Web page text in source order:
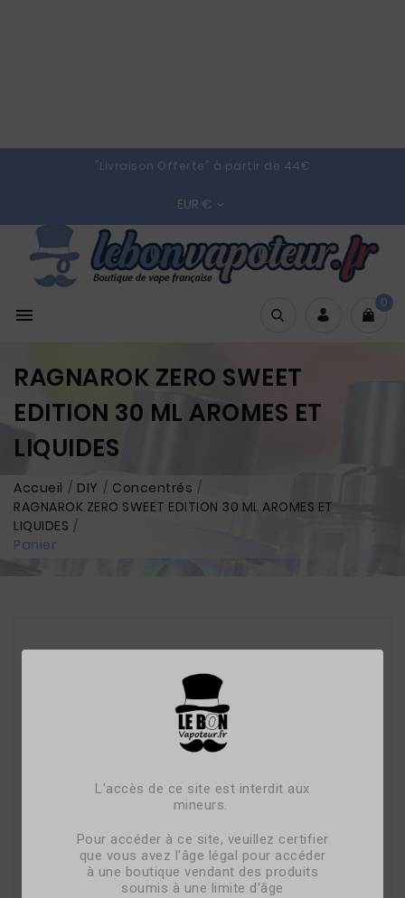
L'accès de ce site est interdit aux
mineurs.
Pour accéder à ce site, veuillez certifier
que vous avez l'âge légal pour accéder
à une boutique vendant des produits
soumis à une limite d'âge
"Livraison Offerte" à partir de 44€
EUR € 

0
RAGNAROK ZERO SWEET
EDITION 30 ML AROMES ET
LIQUIDES
Accueil DIY
Concentrés
RAGNAROK ZERO SWEET EDITION 30 ML AROMES ET
LIQUIDES
Panier